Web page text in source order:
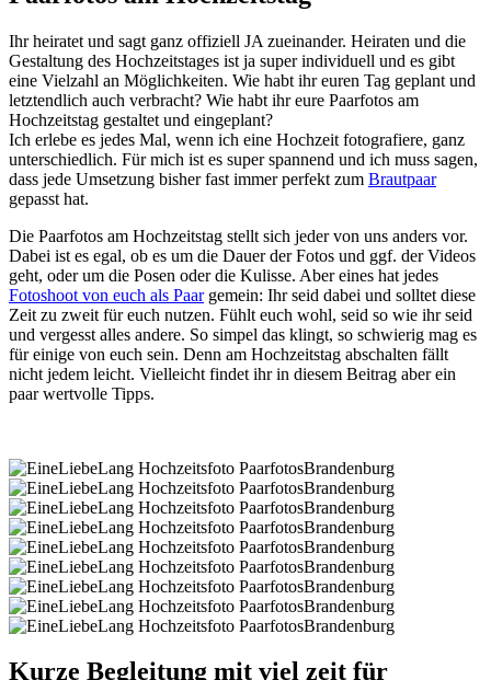
Ihr heiratet und sagt ganz offiziell JA zueinander. Heiraten und die
Gestaltung des Hochzeitstages ist ja super individuell und es gibt
eine Vielzahl an Möglichkeiten. Wie habt ihr euren Tag geplant und
letztendlich auch verbracht? Wie habt ihr eure Paarfotos am
Hochzeitstag gestaltet und eingeplant?
Ich erlebe es jedes Mal, wenn ich eine Hochzeit fotografiere, ganz
unterschiedlich. Für mich ist es super spannend und ich muss sagen,
dass jede Umsetzung bisher fast immer perfekt zum Brautpaar
gepasst hat.
Die Paarfotos am Hochzeitstag stellt sich jeder von uns anders vor.
Dabei ist es egal, ob es um die Dauer der Fotos und ggf. der Videos
geht, oder um die Posen oder die Kulisse. Aber eines hat jedes
Fotoshoot von euch als Paargemein: Ihr seid dabei und solltet diese
Zeit zu zweit für euch nutzen. Fühlt euch wohl, seid so wie ihr seid
und vergesst alles andere. So simpel das klingt, so schwierig mag es
für einige von euch sein. Denn am Hochzeitstag abschalten fällt
nicht jedem leicht. Vielleicht findet ihr in diesem Beitrag aber ein
paar wertvolle Tipps.
Kurze Begleitung mit viel zeit für